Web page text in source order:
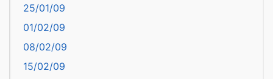
Bayburt
Bilecik
Bingöl
Bitlis
25/01/09
01/02/09
08/02/09
15/02/09